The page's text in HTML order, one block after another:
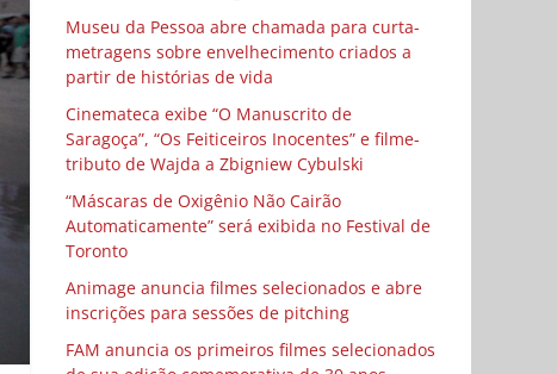
Museu da Pessoa abre chamada para curta-
metragens sobre envelhecimento criados a
partir de histórias de vida
Cinemateca exibe “O Manuscrito de
Saragoça”, “Os Feiticeiros Inocentes” e filme-
tributo de Wajda a Zbigniew Cybulski
“Máscaras de Oxigênio Não Cairão
Automaticamente” será exibida no Festival de
Toronto
Animage anuncia filmes selecionados e abre
inscrições para sessões de pitching
FAM anuncia os primeiros filmes selecionados